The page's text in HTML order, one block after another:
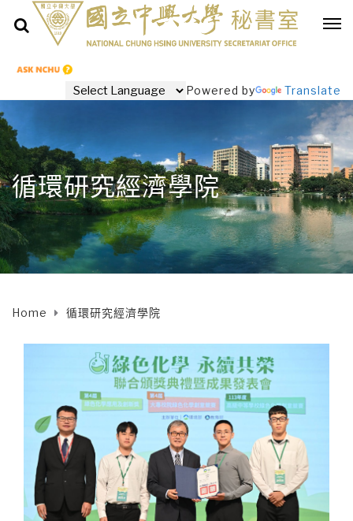
Powered by Translate
循環研究經濟學院
Home 循環研究經濟學院